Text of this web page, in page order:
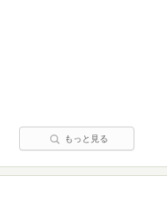
もっと見る